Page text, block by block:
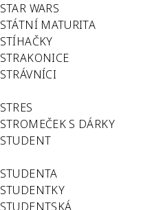
STAR WARS
STÁTNÍ MATURITA
STÍHAČKY
STRAKONICE
STRÁVNÍCI
STRES
STROMEČEK S DÁRKY
STUDENT
STUDENTA
STUDENTKY
STUDENTSKÁ